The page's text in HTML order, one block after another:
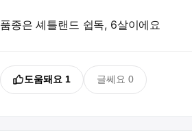
품종은 셰틀랜드 쉽독, 6살이에요
도움돼요 1 글쎄요 0